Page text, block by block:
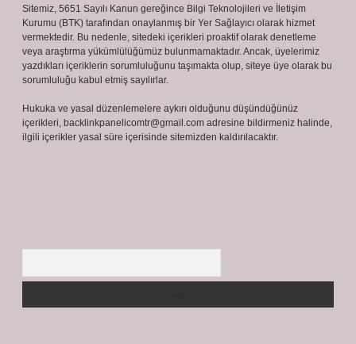
Sitemiz, 5651 Sayılı Kanun gereğince Bilgi Teknolojileri ve İletişim
Kurumu (BTK) tarafından onaylanmış bir Yer Sağlayıcı olarak hizmet
vermektedir. Bu nedenle, sitedeki içerikleri proaktif olarak denetleme
veya araştırma yükümlülüğümüz bulunmamaktadır. Ancak, üyelerimiz
yazdıkları içeriklerin sorumluluğunu taşımakta olup, siteye üye olarak bu
sorumluluğu kabul etmiş sayılırlar.
Hukuka ve yasal düzenlemelere aykırı olduğunu düşündüğünüz
içerikleri, backlinkpanelicomtr@gmail.com adresine bildirmeniz halinde,
ilgili içerikler yasal süre içerisinde sitemizden kaldırılacaktır.